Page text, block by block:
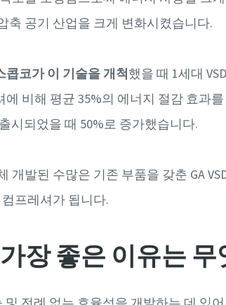
축 공기 산업을 크게 변화시켰습니다.
콥코가 이 기술을 개척했을 때 1세대
에 비해 평균 35%의 에너지 절감 효과
시되었을 때 50%로 증가했습니다.
개발된 수많은 기존 부품을 갖춘 GA
프레셔가 됩니다.
장 좋은 이유는 무